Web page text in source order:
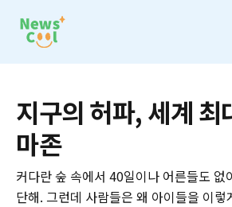
지구의 허파, 세계 최
마존
커다란 숲 속에서 40일이나 어른들도 없
단해. 그런데 사람들은 왜 아이들을 이렇